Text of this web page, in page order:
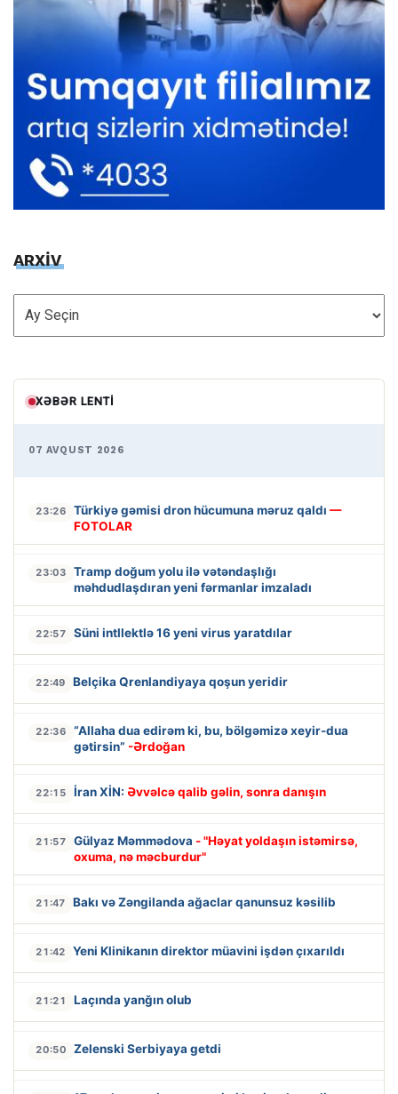
ARXİV
ARXİV
XƏBƏR LENTI
07 AVQUST 2026
23:26 Türkiyə gəmisi dron hücumuna məruz qaldı —
FOTOLAR
23:03
Tramp doğum yolu ilə vətəndaşlığı
məhdudlaşdıran yeni fərmanlar imzaladı
22:57 Süni intllektlə 16 yeni virus yaratdılar
22:49 Belçika Qrenlandiyaya qoşun yeridir
22:36
“Allaha dua edirəm ki, bu, bölgəmizə xeyir-dua
gətirsin” -Ərdoğan
22:15 İran XİN: Əvvəlcə qalib gəlin, sonra danışın
21:57 Gülyaz Məmmədova - "Həyat yoldaşın istəmirsə,
oxuma, nə məcburdur"
21:47 Bakı və Zəngilanda ağaclar qanunsuz kəsilib
21:42 Yeni Klinikanın direktor müavini işdən çıxarıldı
21:21 Laçında yanğın olub
20:50 Zelenski Serbiyaya getdi